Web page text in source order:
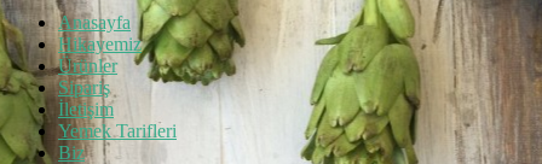
Anasayfa
Hikayemiz
Ürünler
Sipariş
İletişim
Yemek Tarifleri
Biz